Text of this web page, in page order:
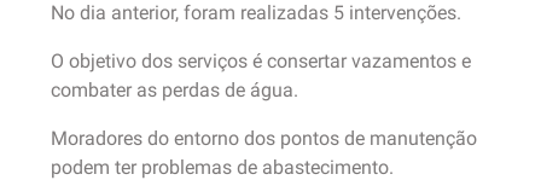
No dia anterior, foram realizadas 5 intervenções.
O objetivo dos serviços é consertar vazamentos e
combater as perdas de água.
Moradores do entorno dos pontos de manutenção
podem ter problemas de abastecimento.